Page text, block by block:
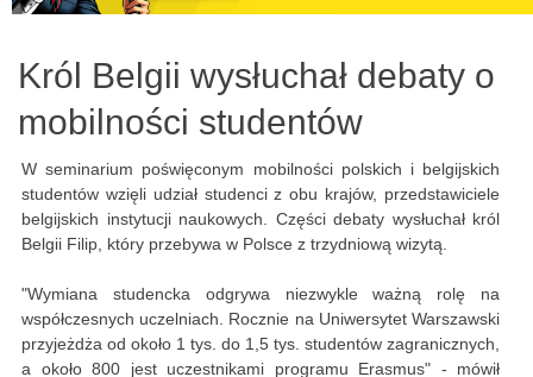
Król Belgii wysłuchał debaty o
mobilności studentów
W seminarium poświęconym mobilności polskich i belgijskich
studentów wzięli udział studenci z obu krajów, przedstawiciele
belgijskich instytucji naukowych. Części debaty wysłuchał król
Belgii Filip, który przebywa w Polsce z trzydniową wizytą.
"Wymiana studencka odgrywa niezwykle ważną rolę na
współczesnych uczelniach. Rocznie na Uniwersytet Warszawski
przyjeżdża od około 1 tys. do 1,5 tys. studentów zagranicznych,
a około 800 jest uczestnikami programu Erasmus" - mówił